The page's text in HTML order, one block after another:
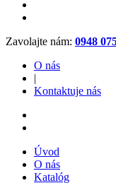
Zavolajte nám: 0948
O nás
|
Kontaktuje nás
Úvod
O nás
Katalóg